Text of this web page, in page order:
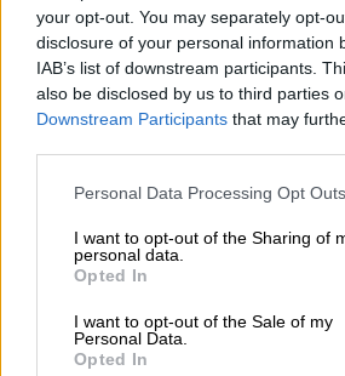
your opt-out. You may separately opt-
disclosure of your personal information
IAB’s list of downstream participants.
also be disclosed by us to third parties
Downstream Participants that may
Please note that this website/app uses
not limited to your visit or usage
grant or deny consent to Google and its
use your data for below specified
consent section.
Personal Data Processing Opt Outs
I want to opt-out of the Sharing of
personal data.
Opted In
I want to opt-out of the Sale of my
Personal Data.
Opted In
video
Όπως φαίνεται και στο
ανήλικοιούτε καν πάνω από
οδηγούν ένα ηλεκτρικό